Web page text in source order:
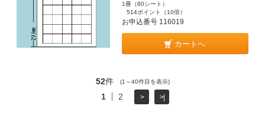
1冊（80シート）
514ポイント
（10倍）
お申込番号 116019
カートへ
52件 (1～40件目を表示)
1 2 > >|